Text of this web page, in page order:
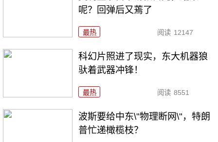
呢？回弹后又蔫了
最热 阅读 12147
科幻片照进了现实，东大机器狼
驮着武器冲锋！
最热 阅读 8551
波斯要给中东\"物理断网\"，特朗
普忙递橄榄枝？